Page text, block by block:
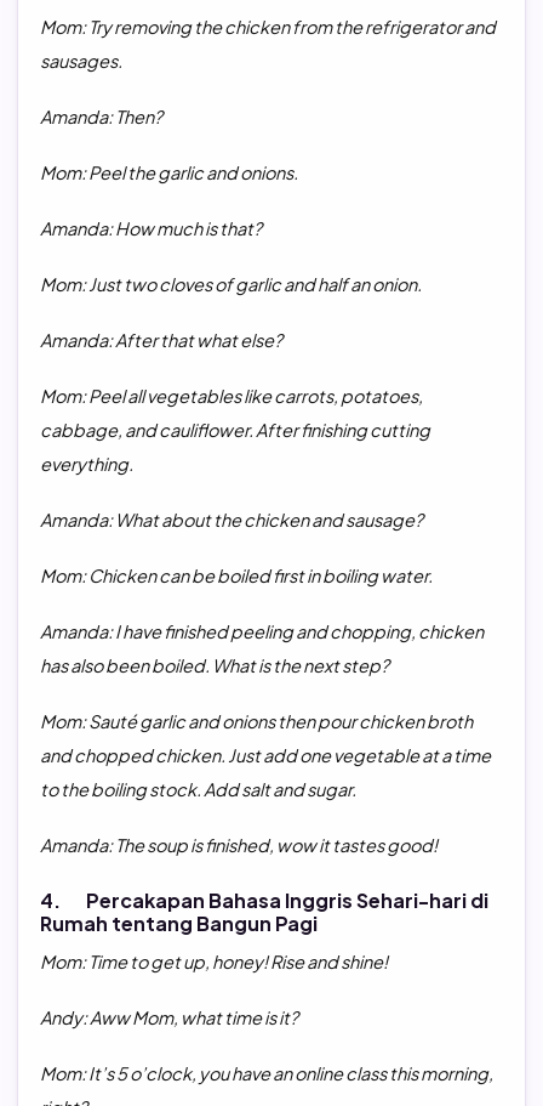
Mom: Try removing the chicken from the refrigerator and
sausages.
Amanda: Then?
Mom: Peel the garlic and onions.
Amanda: How much is that?
Mom: Just two cloves of garlic and half an onion.
Amanda: After that what else?
Mom: Peel all vegetables like carrots, potatoes,
cabbage, and cauliflower. After finishing cutting
everything.
Amanda: What about the chicken and sausage?
Mom: Chicken can be boiled first in boiling water.
Amanda: I have finished peeling and chopping, chicken
has also been boiled. What is the next step?
Mom: Sauté garlic and onions then pour chicken broth
and chopped chicken. Just add one vegetable at a time
to the boiling stock. Add salt and sugar.
Amanda: The soup is finished, wow it tastes good!
4. Percakapan Bahasa Inggris Sehari-hari di
Rumah tentang Bangun Pagi
Mom: Time to get up, honey! Rise and shine!
Andy: Aww Mom, what time is it?
Mom: It’s 5 o’clock, you have an online class this morning,